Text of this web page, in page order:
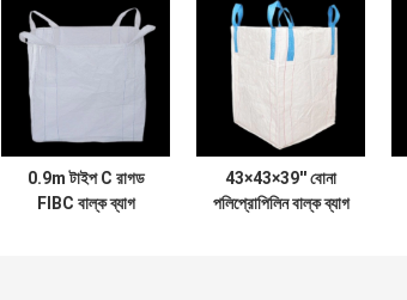
0.9m টাইপ C রাগড
FIBC বাল্ক ব্যাগ
43×43×39'' বোনা
পলিপ্রোপিলিন বাল্ক ব্যাগ